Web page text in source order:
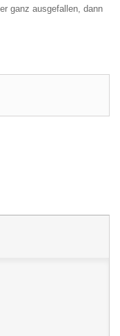
ganz ausgefallen, dann